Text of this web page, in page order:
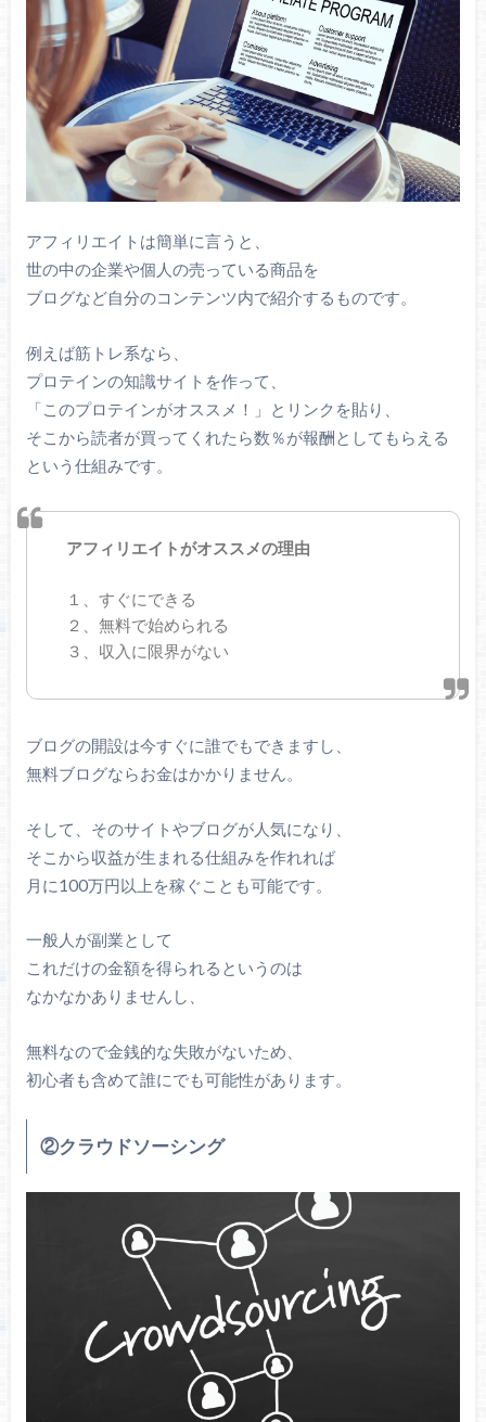
アフィリエイトは簡単に言うと、
世の中の企業や個人の売っている商品を
ブログなど自分のコンテンツ内で紹介するものです。
例えば筋トレ系なら、
プロテインの知識サイトを作って、
「このプロテインがオススメ！」とリンクを貼り、
そこから読者が買ってくれたら数％が報酬としてもらえる
という仕組みです。
アフィリエイトがオススメの理由
１、すぐにできる
２、無料で始められる
３、収入に限界がない
ブログの開設は今すぐに誰でもできますし、
無料ブログならお金はかかりません。
そして、そのサイトやブログが人気になり、
そこから収益が生まれる仕組みを作れれば
月に100万円以上を稼ぐことも可能です。
一般人が副業として
これだけの金額を得られるというのは
なかなかありませんし、
無料なので金銭的な失敗がないため、
初心者も含めて誰にでも可能性があります。
②クラウドソーシング